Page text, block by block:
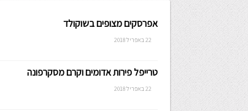
אפרסקים מצופים בשוקולד
22 באפריל 2018
טרייפל פירות אדומים וקרם מסקרפונה
22 באפריל 2018